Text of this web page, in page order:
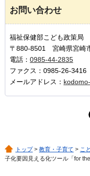
お問い合わせ
福祉保健部こども政策局
〒880-8501 宮崎県宮崎
電話： 0985-44-2835
ファクス：0985-26-3416
メールアドレス：
トップ> 教育・子育て > こ
子化要因見える化ツール「for the